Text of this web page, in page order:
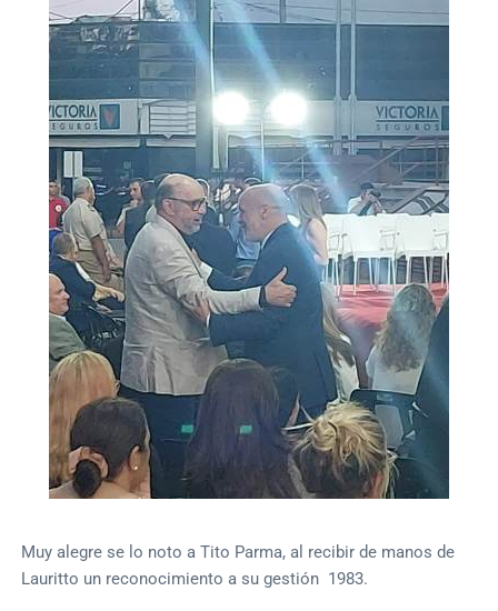
Muy alegre se lo noto a Tito Parma, al recibir de manos de
Lauritto un reconocimiento a su gestión 1983.